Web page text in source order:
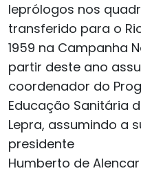
leprólogos nos
transferido para o
1959 na Campanha
partir deste ano
coordenador do
Educação Sanitária
Lepra, assumindo a
presidente
Humberto de